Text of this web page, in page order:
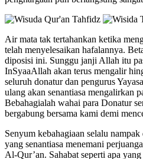
Air mata tak tertahankan ketika
telah menyelesaikan hafalannya.
diposisi ini. Sunggu janji Allah itu
InSyaaAllah akan terus mengalir
seluruh donatur dan pengurus
ulang akan senantiasa mengalirkan
Bebahagialah wahai para Donatur
bergabung bersama kami demi
Senyum kebahagiaan selalu
yang senantiasa menemani
Al-Qur’an. Sahabat seperti apa